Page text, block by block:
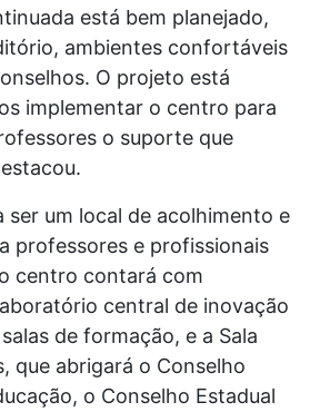
está bem planejado,
ambientes confortáveis
O projeto está
implementar o centro para
o suporte que
ser um local de acolhimento e
professores e profissionais
centro contará com
central de inovação
de formação, e a Sala
que abrigará o Conselho
o Conselho Estadual